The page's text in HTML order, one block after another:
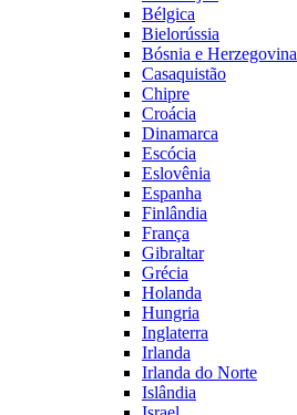
Bélgica
Bielorússia
Bósnia e Herzegovina
Casaquistão
Chipre
Croácia
Dinamarca
Escócia
Eslovênia
Espanha
Finlândia
França
Gibraltar
Grécia
Holanda
Hungria
Inglaterra
Irlanda
Irlanda do Norte
Islândia